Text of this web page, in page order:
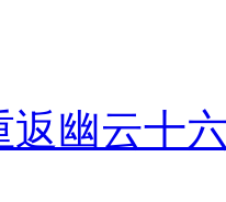
返幽云十